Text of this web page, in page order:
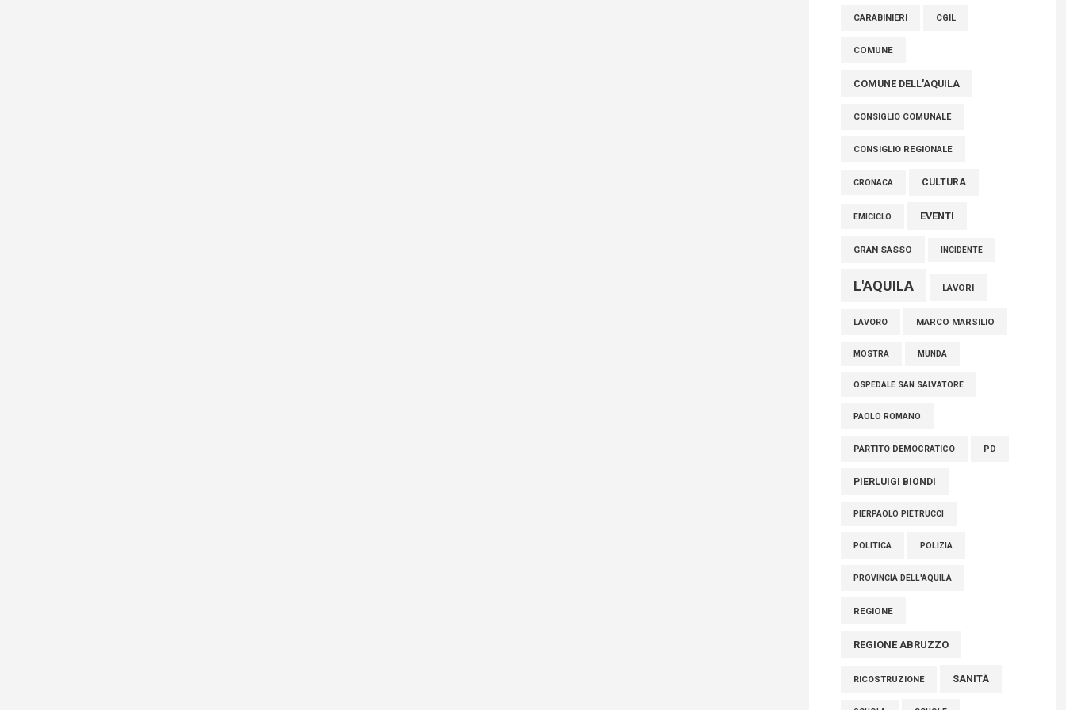
tra cui molti abruzzesi"
06 Agosto 2026
CARABINIERI CGIL
COMUNE
COMUNE DELL'AQUILA
CONSIGLIO COMUNALE
CONSIGLIO REGIONALE
CRONACA CULTURA
EMICICLO EVENTI
GRAN SASSO INCIDENTE
L'AQUILA LAVORI
LAVORO MARCO MARSILIO
MOSTRA MUNDA
OSPEDALE SAN SALVATORE
PAOLO ROMANO
PARTITO DEMOCRATICO PD
PIERLUIGI BIONDI
PIERPAOLO PIETRUCCI
POLITICA POLIZIA
PROVINCIA DELL'AQUILA
REGIONE
REGIONE ABRUZZO
RICOSTRUZIONE SANITÀ